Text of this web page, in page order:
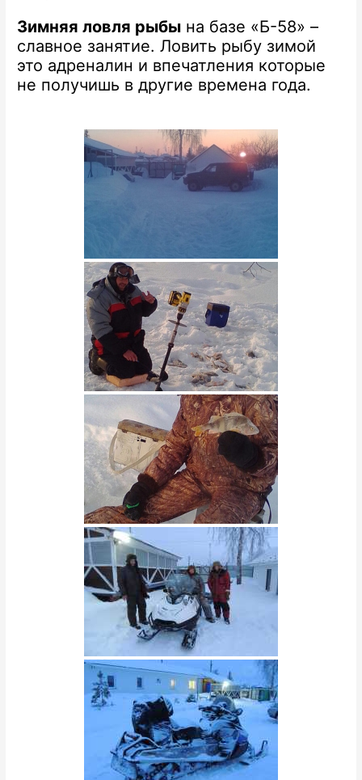
Зимняя ловля рыбы на базе «Б-58» –
славное занятие. Ловить рыбу зимой
это адреналин и впечатления которые
не получишь в другие времена года.